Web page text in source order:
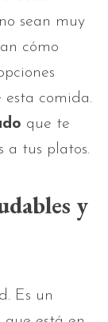
sean muy
cómo
esta comida.
que te
a tus platos.
y
Es un